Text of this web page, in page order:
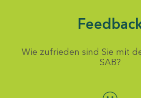
Wie zufrieden sind Sie mit
SAB?